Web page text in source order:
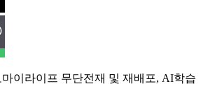
이라이프 무단전재 및 재배포, AI학습